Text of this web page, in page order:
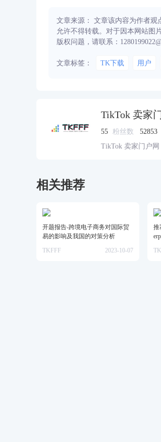
文章来源： 文章该内容为作者观
允许不得转载。对于因本网站图
版权问题，请联系：
文章标签： TK下载 用户
TikTok 卖家
55 粉丝数 52853
TikTok 卖家门户
相关推荐
开题报告-跨境电子商务对国际贸
易的影响及我国的对策分析
TKFFF
2023-10-07
推